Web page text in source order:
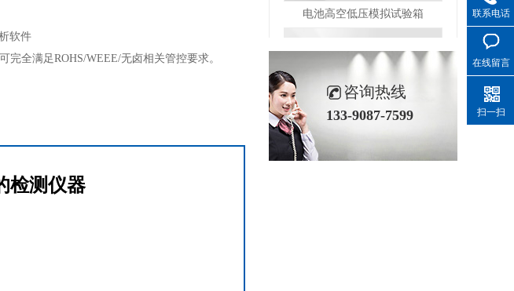
软件
完全满足ROHS/WEEE/无卤相关管控要求。
检测仪器
咨询热线
133-9087-7599
联系电话
在线留言
扫一扫